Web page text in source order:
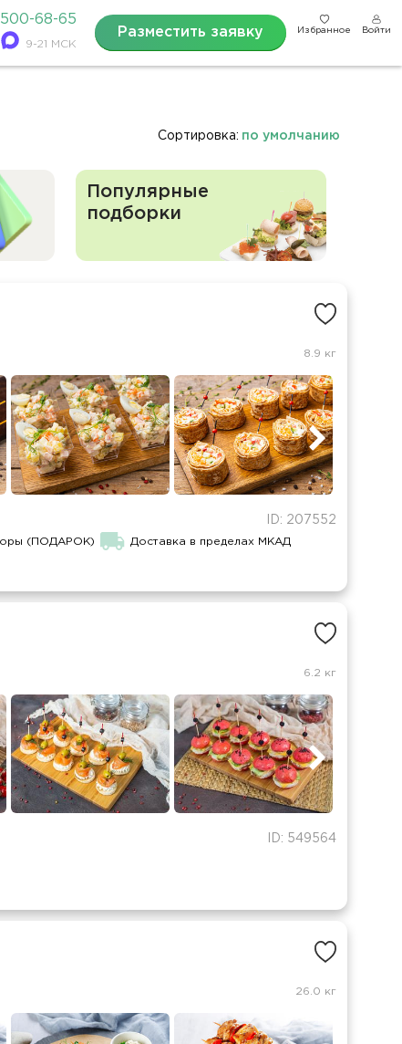
68-65
9-21 МСК
Разместить заявку Избранное Войти
Сортировка: по умолчанию
Популярные
подборки
8.9 кг
ID: 207552
(ПОДАРОК) Доставка в пределах МКАД
6.2 кг
ID: 549564
26.0 кг